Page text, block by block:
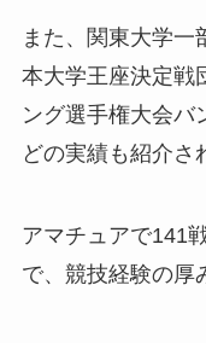
また、関東大学一
本大学王座決定戦
ング選手権大会バ
どの実績も紹介さ
アマチュアで141
で、競技経験の厚